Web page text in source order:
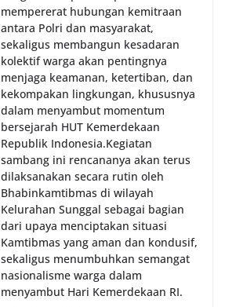
mempererat hubungan kemitraan
antara Polri dan masyarakat,
sekaligus membangun kesadaran
kolektif warga akan pentingnya
menjaga keamanan, ketertiban, dan
kekompakan lingkungan, khususnya
dalam menyambut momentum
bersejarah HUT Kemerdekaan
Republik Indonesia.‎Kegiatan
sambang ini rencananya akan terus
dilaksanakan secara rutin oleh
Bhabinkamtibmas di wilayah
Kelurahan Sunggal sebagai bagian
dari upaya menciptakan situasi
Kamtibmas yang aman dan kondusif,
sekaligus menumbuhkan semangat
nasionalisme warga dalam
menyambut Hari Kemerdekaan RI.